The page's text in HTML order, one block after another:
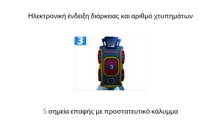
Ηλεκτρονική ένδειξη διάρκειας και αριθμό χτυπημάτων
5 σημεία επαφής με προστατευτικό κάλυμμα